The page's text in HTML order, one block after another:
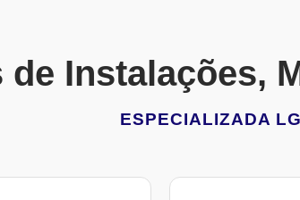
Instalações,
ESPECIALIZADA